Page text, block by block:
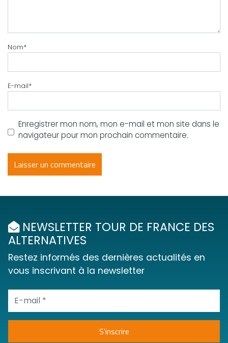
Nom*
E-mail*
Enregistrer mon nom, mon e-mail et mon site dans le
navigateur pour mon prochain commentaire.
NEWSLETTER TOUR DE FRANCE DES
ALTERNATIVES
Restez informés des dernières actualités en
vous inscrivant à la newsletter